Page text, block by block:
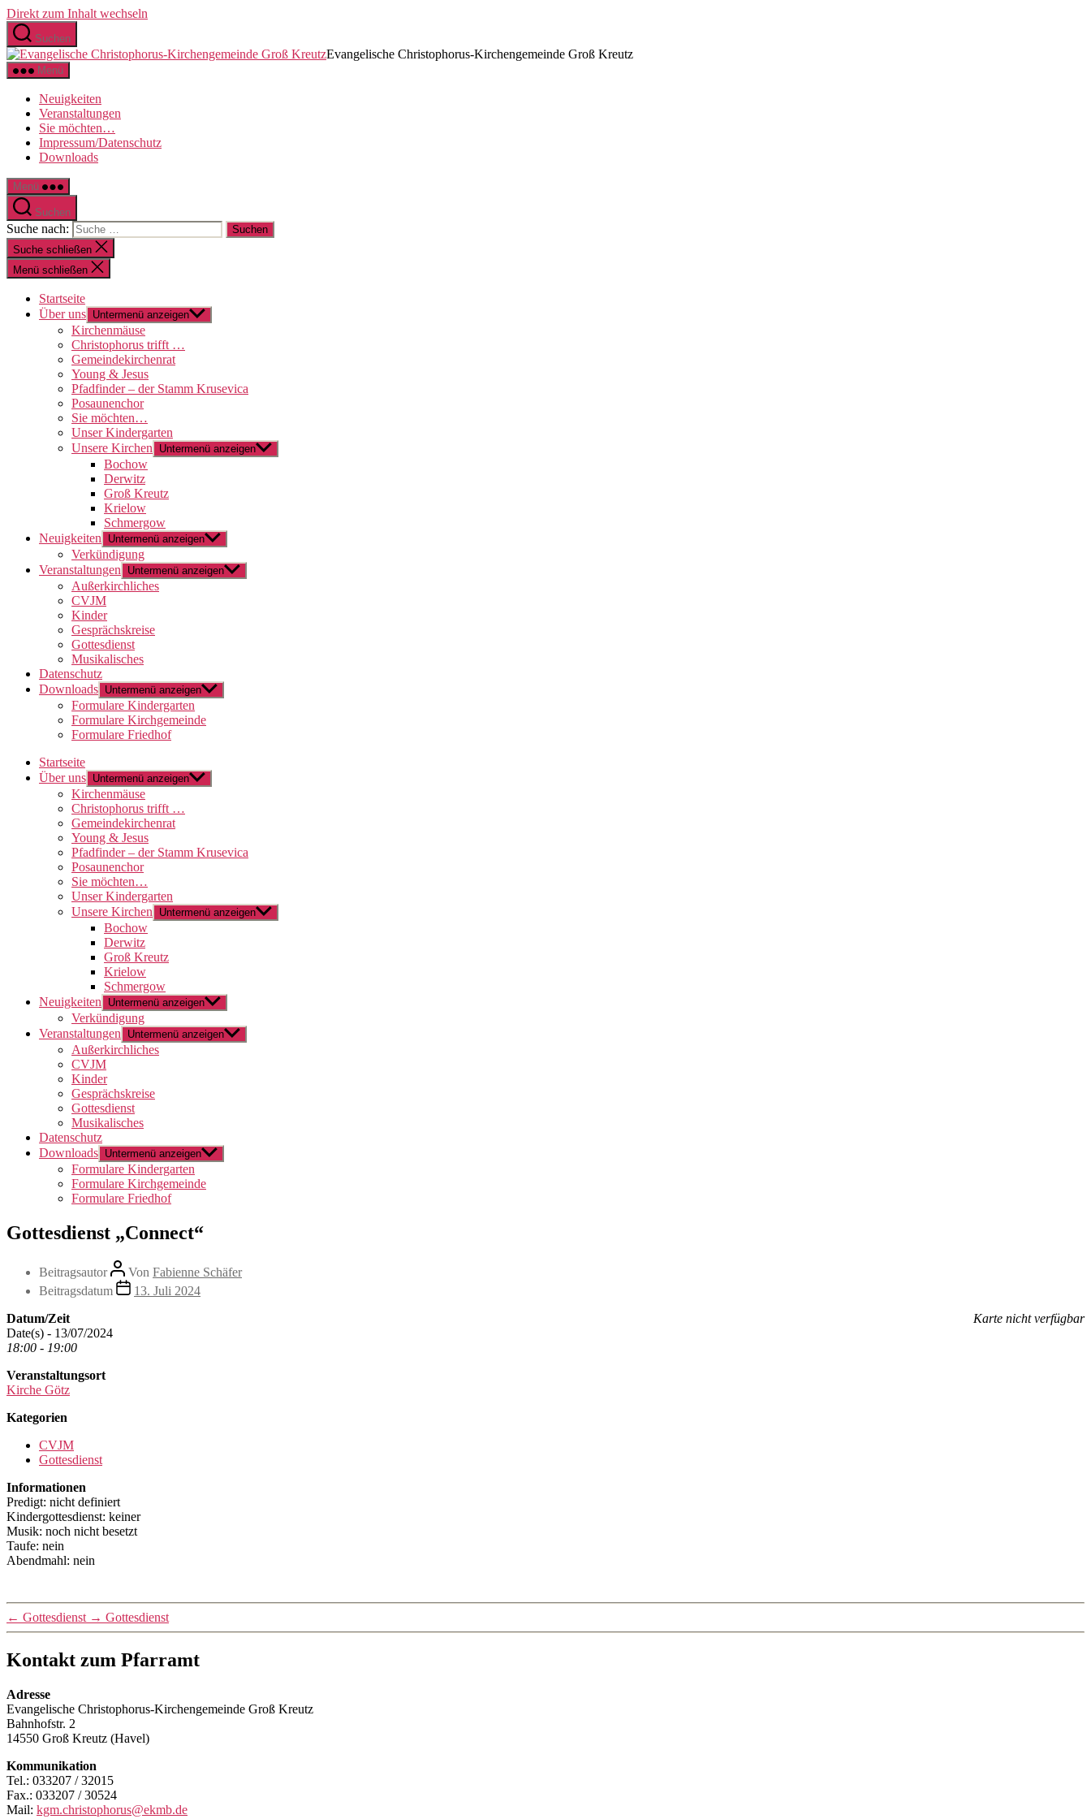
Direkt zum Inhalt wechseln
Suchen
Evangelische Christophorus-Kirchengemeinde Groß Kreutz
Menü
Neuigkeiten
Veranstaltungen
Sie möchten…
Impressum/Datenschutz
Downloads
Menü
Suchen
Suche nach:
Suche schließen
Menü schließen
Startseite
Über uns Untermenü anzeigen
Kirchenmäuse
Christophorus trifft …
Gemeindekirchenrat
Young & Jesus
Pfadfinder – der Stamm Krusevica
Posaunenchor
Sie möchten…
Unser Kindergarten
Unsere Kirchen
Untermenü anzeigen
Bochow
Derwitz
Groß Kreutz
Krielow
Schmergow
Neuigkeiten
Untermenü anzeigen
Verkündigung
Veranstaltungen
Untermenü anzeigen
Außerkirchliches
CVJM
Kinder
Gesprächskreise
Gottesdienst
Musikalisches
Datenschutz
Downloads Untermenü anzeigen
Formulare Kindergarten
Formulare Kirchgemeinde
Formulare Friedhof
Startseite
Über uns Untermenü anzeigen
Kirchenmäuse
Christophorus trifft …
Gemeindekirchenrat
Young & Jesus
Pfadfinder – der Stamm Krusevica
Posaunenchor
Sie möchten…
Unser Kindergarten
Unsere Kirchen
Untermenü anzeigen
Bochow
Derwitz
Groß Kreutz
Krielow
Schmergow
Neuigkeiten
Untermenü anzeigen
Verkündigung
Veranstaltungen
Untermenü anzeigen
Außerkirchliches
CVJM
Kinder
Gesprächskreise
Gottesdienst
Musikalisches
Datenschutz
Downloads Untermenü anzeigen
Formulare Kindergarten
Formulare Kirchgemeinde
Formulare Friedhof
Gottesdienst „Connect“
Beitragsautor Von Fabienne Schäfer
Beitragsdatum
13. Juli 2024
Karte nicht verfügbar
Datum/Zeit
Date(s) - 13/07/2024
18:00 - 19:00
Veranstaltungsort
Kirche Götz
Kategorien
CVJM
Gottesdienst
Informationen
Predigt: nicht definiert
Kindergottesdienst: keiner
Musik: noch nicht besetzt
Taufe: nein
Abendmahl: nein
← Gottesdienst → Gottesdienst
Kontakt zum Pfarramt
Adresse
Evangelische Christophorus-Kirchengemeinde Groß Kreutz
Bahnhofstr. 2
14550 Groß Kreutz (Havel)
Kommunikation
Tel.: 033207 / 32015
Fax.: 033207 / 30524
Mail: kgm.christophorus@ekmb.de